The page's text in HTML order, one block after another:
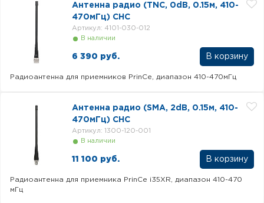
Антенна радио (TNC, 0dB, 0.15м, 410-
470мГц) CHC
В наличии
Артикул: 4101-030-012
6 390 руб.
Радиоантенна для приемников PrinCe, диапазон 410-470мГц
Антенна радио (SMA, 2dB, 0.15м, 410-
470мГц) CHC
В наличии
Артикул: 1300-120-001
11 100 руб.
Радиоантенна для приемника PrinCe i35XR, диапазон 410-470
мГц